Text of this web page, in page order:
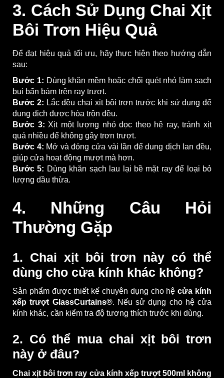
3. Cách Sử Dụng Chai Xịt
Bôi Trơn Hiệu Quả
Để đạt hiệu quả tối ưu, hãy thực hiện theo hướng dẫn
sau:
Bước 1: Dùng khăn mềm hoặc chổi quét nhỏ làm sạch
bụi bẩn bám trên ray trượt.
Bước 2: Lắc đều chai xịt bôi trơn trước khi sử dụng để
dung dịch được hòa trộn đều.
Bước 3: Xịt một lượng nhỏ dọc theo hệ ray, tránh xịt
quá nhiều để không gây trơn trượt.
Bước 4: Mở và đóng cửa vài lần để dung dịch lan đều,
giúp cửa hoạt động mượt mà hơn.
Bước 5: Dùng khăn sạch lau lại bề mặt ray để loại bỏ
lượng dầu thừa.
4. Những Câu Hỏi
Thường Gặp
1. Chai xịt bôi trơn này có thể
dùng cho cửa kính khác không?
Sản phẩm được thiết kế chuyên dụng cho hệcửa kính
xếp trượt GlassCurtains®. Nếu sử dụng cho hệ cửa
kính khác, cần kiểm tra độ tương thích trước khi dùng.
2. Có thể mua chai xịt bôi trơn
này ở đâu?
Chai xịt bôi trơn ray cửa kính xếp trượt 500ml không